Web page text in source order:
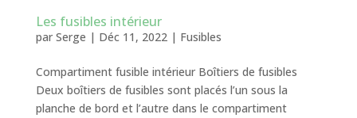
Les fusibles intérieur
par Serge | Déc 11, 2022| Fusibles
Compartiment fusible intérieur Boîtiers de fusibles
Deux boîtiers de fusibles sont placés l’un sous la
planche de bord et l’autre dans le compartiment